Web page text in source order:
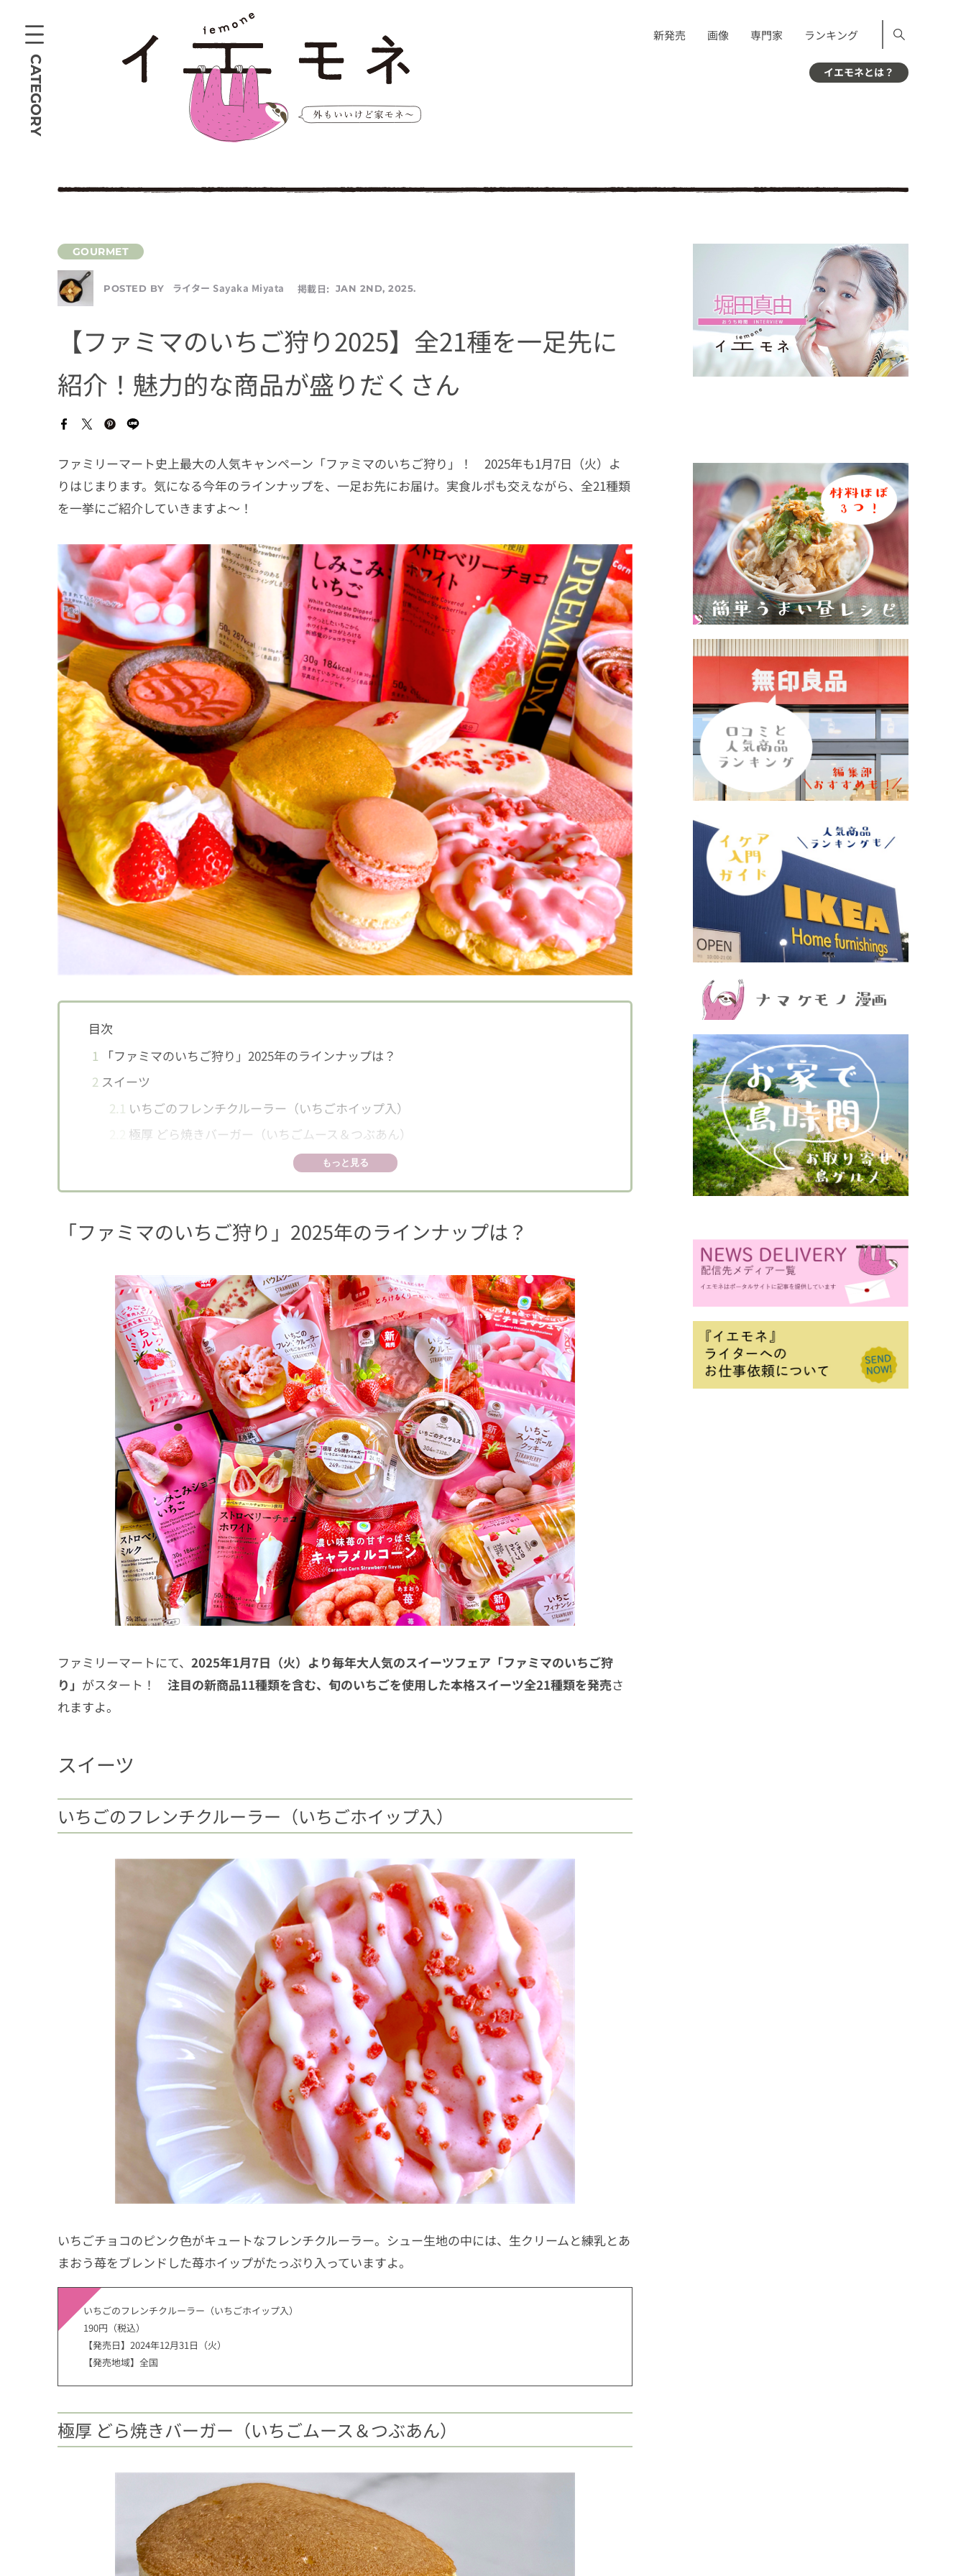
CATEGORY
新発売 画像 専門家 ランキング
イエモネとは？
POSTED BY ライター Sayaka Miyata 掲載日: JAN 2ND, 2025.
【ファミマのいちご狩り2025】全21種を一足先に
紹介！魅力的な商品が盛りだくさん
ファミリーマート史上最大の人気キャンペーン「ファミマのいちご狩り」！ 2025年も1月7日（火）よ
りはじまります。気になる今年のラインナップを、一足お先にお届け。実食ルポも交えながら、全21種類
を一挙にご紹介していきますよ～！
目次
1
「ファミマのいちご狩り」2025年のラインナップは？
2 スイーツ
2.1 いちごのフレンチクルーラー（いちごホイップ入）
極厚 どら焼きバーガー（いちごムース＆つぶあん）
2.4いちごのティラミス
2.6いちごフィナンシェ
2.8いちごスノーボールクッキー
2.9いちごタルト
パン
3.1八天堂 冷やして食べるとろけるくりーむパン
いちご果肉入りホイップのメロンパン
3.3
もちっと食感のいちごパン
3.4いちご＆ホイップサンド
お菓子
4.1濃い味苺の甘ずっぱさ キャラメルコーン
4.2パリふわ食感で甘ずっぱいいちごチョコマシュマロ
4.3ファミマル PREMIUM しみこみショコラいちご
4.4ファミマル PREMIUM ストロベリーチョコミルク
4.5ファミマル PREMIUM ストロベリーチョコホワイト
5.1いちごミルク
5.2アフタヌーンティー監修 ストロベリーティーラテ
6アイス
もっと見る
「ファミマのいちご狩り」2025年のラインナップは？
ファミリーマートにて、 2025年1月7日（火）より毎年大人気のスイーツフェア「ファミマのいちご狩
り」 がスタート！ 注目の新商品11種類を含む、旬のいちごを使用した本格スイーツ全21種類を発売さ
れますよ。
スイーツ
いちごのフレンチクルーラー（いちごホイップ入）
いちごチョコのピンク色がキュートなフレンチクルーラー。シュー生地の中には、生クリームと練乳とあ
まおう苺をブレンドした苺ホイップがたっぷり入っていますよ。
いちごのフレンチクルーラー（いちごホイップ入）
190円（税込）
【発売日】2024年12月31日（火）
【発売地域】全国
極厚 どら焼きバーガー（いちごムース＆つぶあん）